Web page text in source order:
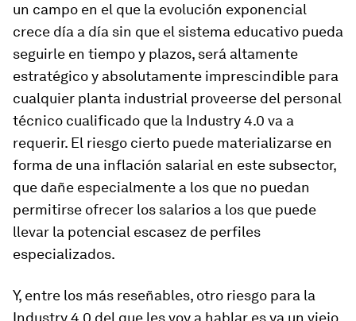
un campo en el que la evolución exponencial
crece día a día sin que el sistema educativo pueda
seguirle en tiempo y plazos, será altamente
estratégico y absolutamente imprescindible para
cualquier planta industrial proveerse del personal
técnico cualificado que la Industry 4.0 va a
requerir. El riesgo cierto puede materializarse en
forma de una inflación salarial en este subsector,
que dañe especialmente a los que no puedan
permitirse ofrecer los salarios a los que puede
llevar la potencial escasez de perfiles
especializados.
Y, entre los más reseñables, otro riesgo para la
Industry 4.0 del que les voy a hablar es ya un viejo